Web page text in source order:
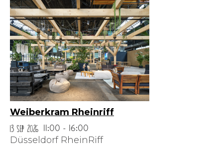
Weiberkram Rheinriff
13 Sep 2026
11:00 - 16:00
Düsseldorf RheinRiff